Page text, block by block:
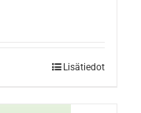
Lisätiedot